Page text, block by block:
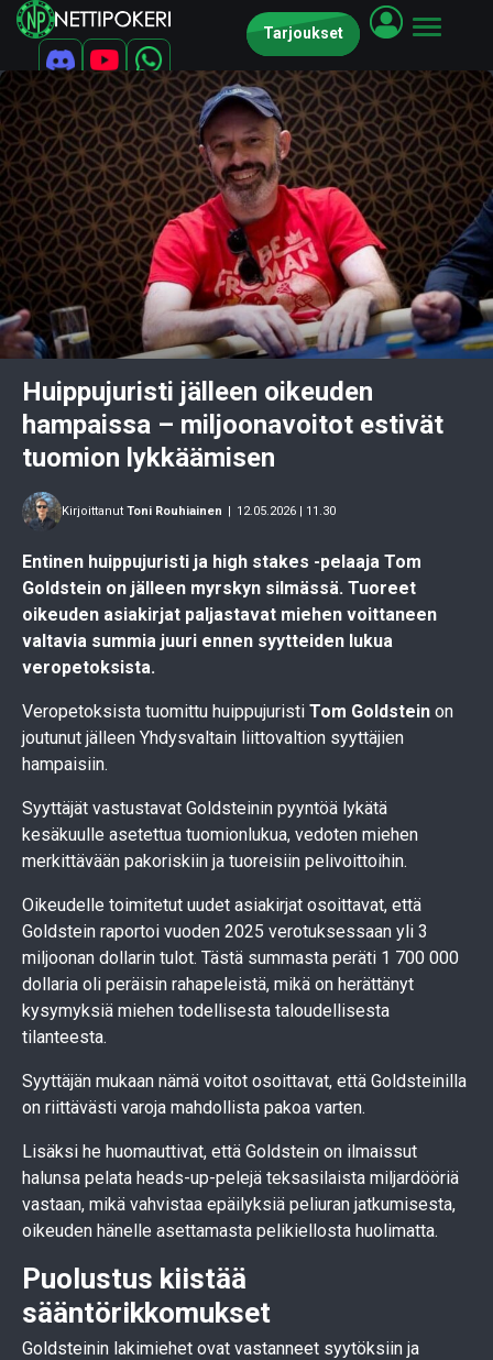
Tarjoukset
Huippujuristi jälleen oikeuden
hampaissa – miljoonavoitot estivät
tuomion lykkäämisen
Kirjoittanut Toni Rouhiainen | 12.05.2026 | 11.30
Entinen huippujuristi ja high stakes -pelaaja Tom
Goldstein on jälleen myrskyn silmässä. Tuoreet
oikeuden asiakirjat paljastavat miehen voittaneen
valtavia summia juuri ennen syytteiden lukua
veropetoksista.
Veropetoksista tuomittu huippujuristi Tom Goldstein on
joutunut jälleen Yhdysvaltain liittovaltion syyttäjien
hampaisiin.
Syyttäjät vastustavat Goldsteinin pyyntöä lykätä
kesäkuulle asetettua tuomionlukua, vedoten miehen
merkittävään pakoriskiin ja tuoreisiin pelivoittoihin.
Oikeudelle toimitetut uudet asiakirjat osoittavat, että
Goldstein raportoi vuoden 2025 verotuksessaan yli 3
miljoonan dollarin tulot. Tästä summasta peräti 1 700 000
dollaria oli peräisin rahapeleistä, mikä on herättänyt
kysymyksiä miehen todellisesta taloudellisesta
tilanteesta.
Syyttäjän mukaan nämä voitot osoittavat, että Goldsteinilla
on riittävästi varoja mahdollista pakoa varten.
Lisäksi he huomauttivat, että Goldstein on ilmaissut
halunsa pelata heads-up-pelejä teksasilaista miljardööriä
vastaan, mikä vahvistaa epäilyksiä peliuran jatkumisesta,
oikeuden hänelle asettamasta pelikiellosta huolimatta.
Puolustus kiistää
sääntörikkomukset
Goldsteinin lakimiehet ovat vastanneet syytöksiin ja